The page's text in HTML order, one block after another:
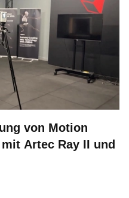
von Motion
Artec Ray II und